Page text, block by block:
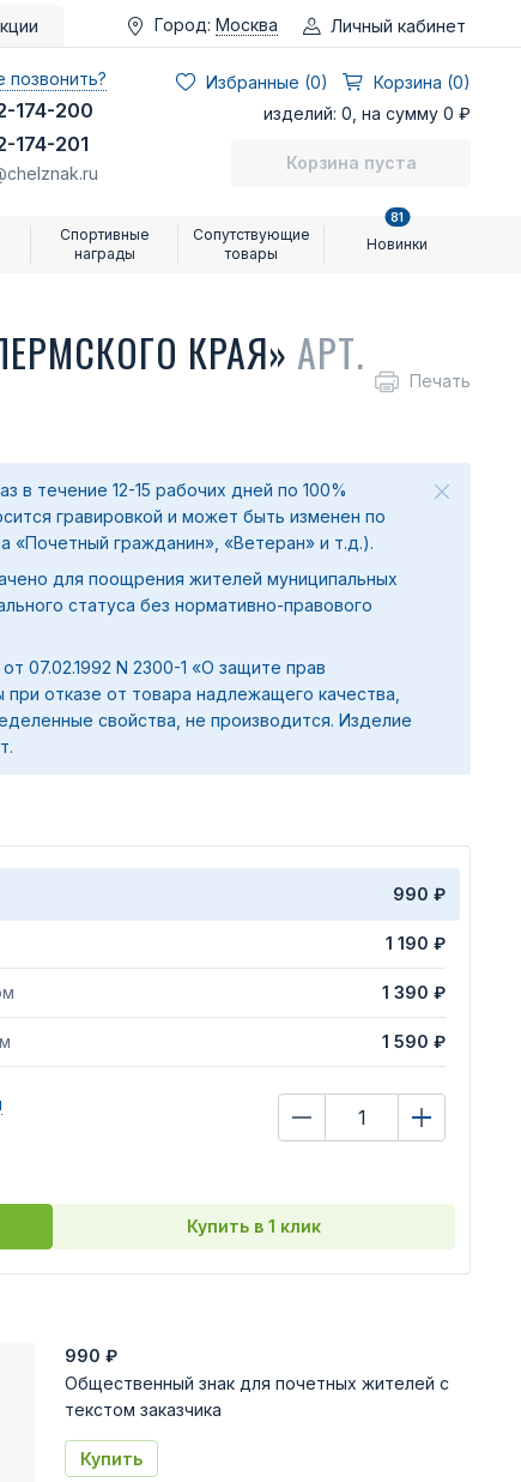
Город: Москва Личный кабинет
позвонить?
174-200
174-201
Избранные (0)
Корзина (0)
изделий: 0, на сумму 0 ₽
Корзина пуста
Спортивные
награды
Сопутствующие
товары
Новинки
81
КРАЯ» АРТ.
Печать
в течение 12-15 рабочих дней по 100%
гравировкой и может быть изменен по
«Почетный гражданин», «Ветеран» и т.д.).
для поощрения жителей муниципальных
статуса без нормативно-правового
07.02.1992 N 2300-1 «О защите прав
отказе от товара надлежащего качества,
свойства, не производится. Изделие
990 ₽
1 190 ₽
1 390 ₽
1 590 ₽
Купить в 1 клик
990 ₽
Общественный знак для почетных жителей с
текстом заказчика
Купить